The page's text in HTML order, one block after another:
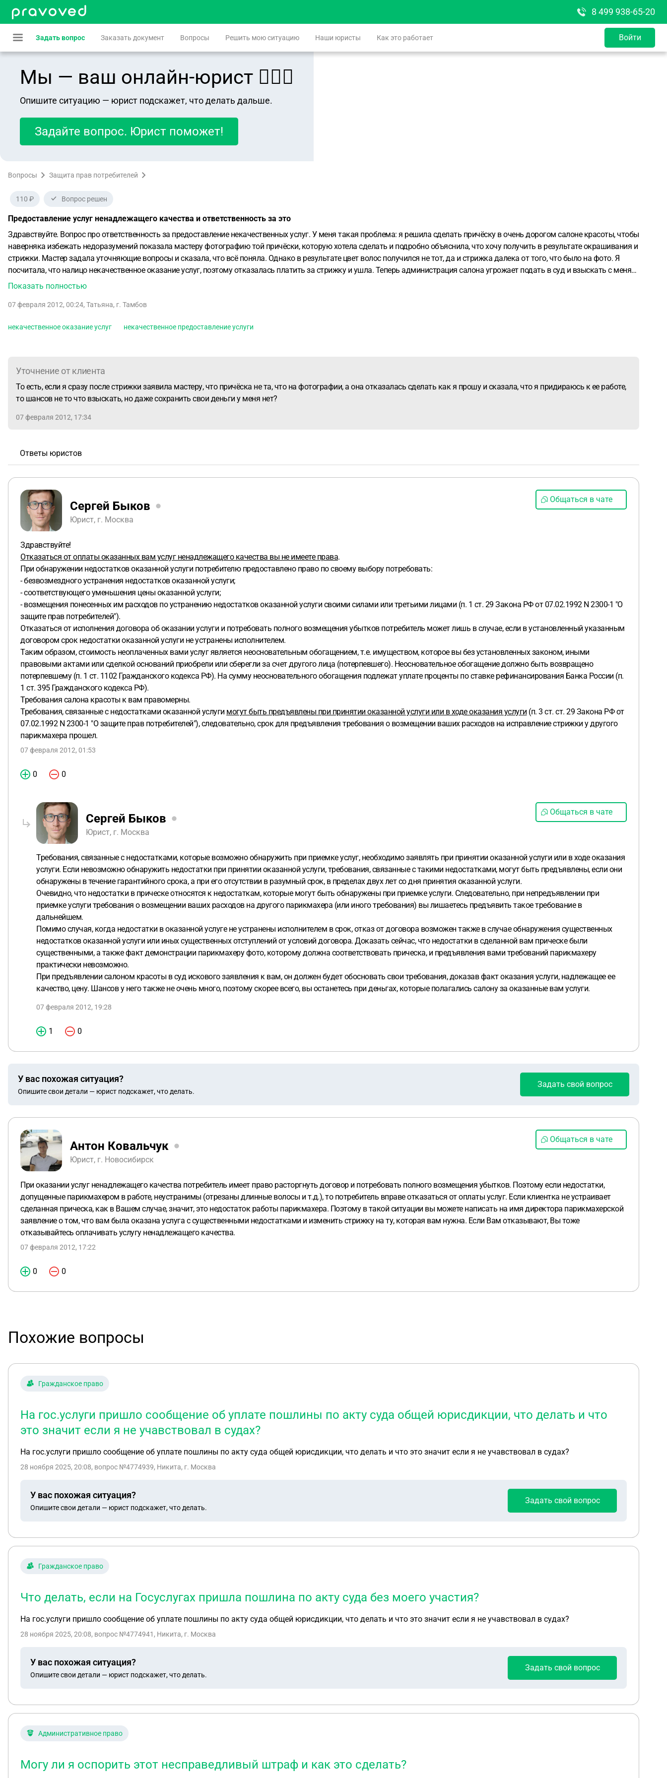
8 499 938-65-20
Задать вопрос Заказать документ Вопросы Решить мою ситуацию Наши юристы Как это работает Войти
Мы — ваш онлайн-юрист 👨🏻‍⚖️
Опишите ситуацию — юрист подскажет, что делать дальше.
Задайте вопрос. Юрист поможет!
Вопросы Защита прав потребителей
110 ₽ Вопрос решен
Предоставление услуг ненадлежащего качества и ответственность за это
Здравствуйте. Вопрос про ответственность за предоставление некачественных услуг. У меня такая проблема: я решила сделать причёску в очень дорогом салоне красоты, чтобы
наверняка избежать недоразумений показала мастеру фотографию той причёски, которую хотела сделать и подробно объяснила, что хочу получить в результате окрашивания и
стрижки. Мастер задала уточняющие вопросы и сказала, что всё поняла. Однако в результате цвет волос получился не тот, да и стрижка далека от того, что было на фото. Я
посчитала, что налицо некачественное оказание услуг, поэтому отказалась платить за стрижку и ушла. Теперь администрация салона угрожает подать в суд и взыскать с меня
стоимость работы еще с процентами. Возможно ли это? Могу ли я в свою очередь подать встречный иск и взыскать расходы на услуги парикмахера и какова его
Показать полностью
07 февраля 2012, 00:24, Татьяна, г. Тамбов
некачественное оказание услуг некачественное предоставление услуги
Уточнение от клиента
То есть, если я сразу после стрижки заявила мастеру, что причёска не та, что на фотографии, а она отказалась сделать как я прошу и сказала, что я придираюсь к ее работе,
то шансов не то что взыскать, но даже сохранить свои деньги у меня нет?
07 февраля 2012, 17:34
Ответы юристов
Сергей Быков
Юрист, г. Москва
Общаться в чате
Здравствуйте!
Отказаться от оплаты оказанных вам услуг ненадлежащего качества вы не имеете права.
При обнаружении недостатков оказанной услуги потребителю предоставлено право по своему выбору потребовать:
- безвозмездного устранения недостатков оказанной услуги;
- соответствующего уменьшения цены оказанной услуги;
- возмещения понесенных им расходов по устранению недостатков оказанной услуги своими силами или третьими лицами (п. 1 ст. 29 Закона РФ от 07.02.1992 N 2300-1 "О
защите прав потребителей").
Отказаться от исполнения договора об оказании услуги и потребовать полного возмещения убытков потребитель может лишь в случае, если в установленный указанным
договором срок недостатки оказанной услуги не устранены исполнителем.
Таким образом, стоимость неоплаченных вами услуг является неосновательным обогащением, т.е. имуществом, которое вы без установленных законом, иными
правовыми актами или сделкой оснований приобрели или сберегли за счет другого лица (потерпевшего). Неосновательное обогащение должно быть возвращено
потерпевшему (п. 1 ст. 1102 Гражданского кодекса РФ). На сумму неосновательного обогащения подлежат уплате проценты по ставке рефинансирования Банка России (п.
1 ст. 395 Гражданского кодекса РФ).
Требования салона красоты к вам правомерны.
Требования, связанные с недостатками оказанной услуги могут быть предъявлены при принятии оказанной услуги или в ходе оказания услуги (п. 3 ст. ст. 29 Закона РФ от
07.02.1992 N 2300-1 "О защите прав потребителей"), следовательно, срок для предъявления требования о возмещении ваших расходов на исправление стрижки у другого
парикмахера прошел.
07 февраля 2012, 01:53
0 0
Сергей Быков
Юрист, г. Москва
Общаться в чате
Требования, связанные с недостатками, которые возможно обнаружить при приемке услуг, необходимо заявлять при принятии оказанной услуги или в ходе оказания
услуги. Если невозможно обнаружить недостатки при принятии оказанной услуги, требования, связанные с такими недостатками, могут быть предъявлены, если они
обнаружены в течение гарантийного срока, а при его отсутствии в разумный срок, в пределах двух лет со дня принятия оказанной услуги.
Очевидно, что недостатки в прическе относятся к недостаткам, которые могут быть обнаружены при приемке услуги. Следовательно, при непредъявлении при
приемке услуги требования о возмещении ваших расходов на другого парикмахера (или иного требования) вы лишаетесь предъявить такое требование в
дальнейшем.
Помимо случая, когда недостатки в оказанной услуге не устранены исполнителем в срок, отказ от договора возможен также в случае обнаружения существенных
недостатков оказанной услуги или иных существенных отступлений от условий договора. Доказать сейчас, что недостатки в сделанной вам прическе были
существенными, а также факт демонстрации парикмахеру фото, которому должна соответствовать прическа, и предъявления вами требований парикмахеру
практически невозможно.
При предъявлении салоном красоты в суд искового заявления к вам, он должен будет обосновать свои требования, доказав факт оказания услуги, надлежащее ее
качество, цену. Шансов у него также не очень много, поэтому скорее всего, вы останетесь при деньгах, которые полагались салону за оказанные вам услуги.
07 февраля 2012, 19:28
1 0
У вас похожая ситуация?
Опишите свои детали — юрист подскажет, что делать.
Задать свой вопрос
Антон Ковальчук
Юрист, г. Новосибирск
Общаться в чате
При оказании услуг ненадлежащего качества потребитель имеет право расторгнуть договор и потребовать полного возмещения убытков. Поэтому если недостатки,
допущенные парикмахером в работе, неустранимы (отрезаны длинные волосы и т.д.), то потребитель вправе отказаться от оплаты услуг. Если клиентка не устраивает
сделанная прическа, как в Вашем случае, значит, это недостаток работы парикмахера. Поэтому в такой ситуации вы можете написать на имя директора парикмахерской
заявление о том, что вам была оказана услуга с существенными недостатками и изменить стрижку на ту, которая вам нужна. Если Вам отказывают, Вы тоже
отказывайтесь оплачивать услугу ненадлежащего качества.
07 февраля 2012, 17:22
0 0
Похожие вопросы
Гражданское право
На гос.услуги пришло сообщение об уплате пошлины по акту суда общей юрисдикции, что делать и что
это значит если я не учавствовал в судах?
На гос.услуги пришло сообщение об уплате пошлины по акту суда общей юрисдикции, что делать и что это значит если я не учавствовал в судах?
28 ноября 2025, 20:08, вопрос №4774939, Никита, г. Москва
У вас похожая ситуация?
Опишите свои детали — юрист подскажет, что делать.
Задать свой вопрос
Гражданское право
Что делать, если на Госуслугах пришла пошлина по акту суда без моего участия?
На гос.услуги пришло сообщение об уплате пошлины по акту суда общей юрисдикции, что делать и что это значит если я не учавствовал в судах?
28 ноября 2025, 20:08, вопрос №4774941, Никита, г. Москва
У вас похожая ситуация?
Опишите свои детали — юрист подскажет, что делать.
Задать свой вопрос
Административное право
Могу ли я оспорить этот несправедливый штраф и как это сделать?